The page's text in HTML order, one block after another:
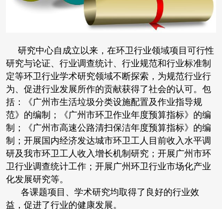
研究中心自成立以来，在环卫行业领域项目可行性
研究与论证、行业调查统计、行业规范和行业标准制
定等环卫行业学术研究领域不断探索，为规范行业行
为、促进行业发展所作的贡献获得了社会的认可。包
括：《广州市生活垃圾分类设施配置及作业指导规
范》的编制；《广州市环卫作业年度预算指标》的编
制；《广州市高速公路清扫保洁年度预算指标》的编
制；开展国内经济发达城市环卫工人目前收入水平调
研及我市环卫工人收入增长机制研究；开展广州市环
卫行业调查统计工作；开展广州环卫行业市场化产业
化发展研究等。
各课题项目、学术研究均取得了良好的行业效
益，促进了行业的健康发展。